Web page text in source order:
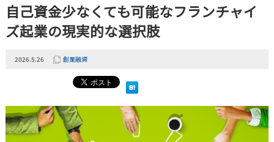
自己資金少なくても可能なフランチャイ
ズ起業の現実的な選択肢
2026.5.26 創業融資